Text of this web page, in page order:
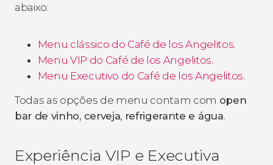
abaixo:
Menu clássico do Café de los Angelitos.
Menu VIP do Café de los Angelitos.
Menu Executivo do Café de los Angelitos.
Todas as opções de menu contam com open
bar de vinho, cerveja, refrigerante e água.
Experiência VIP e Executiva